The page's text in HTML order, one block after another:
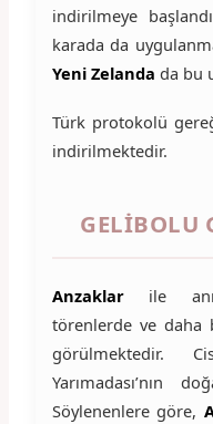
indirilmeye
karada da
Yeni Zelanda da bu
Türk protokolü
indirilmektedir.
GELİBOLU
Anzaklarile
törenlerde ve
görülmektedir.
Yarımadası’nın
Söylenenlere göre,